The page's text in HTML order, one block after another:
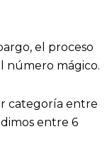
el proceso
número mágico.
categoría entre
entre 6